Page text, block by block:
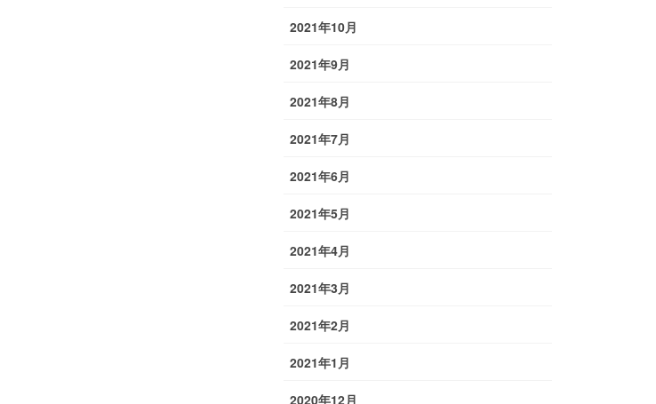
2021年10月
2021年9月
2021年8月
2021年7月
2021年6月
2021年5月
2021年4月
2021年3月
2021年2月
2021年1月
2020年12月